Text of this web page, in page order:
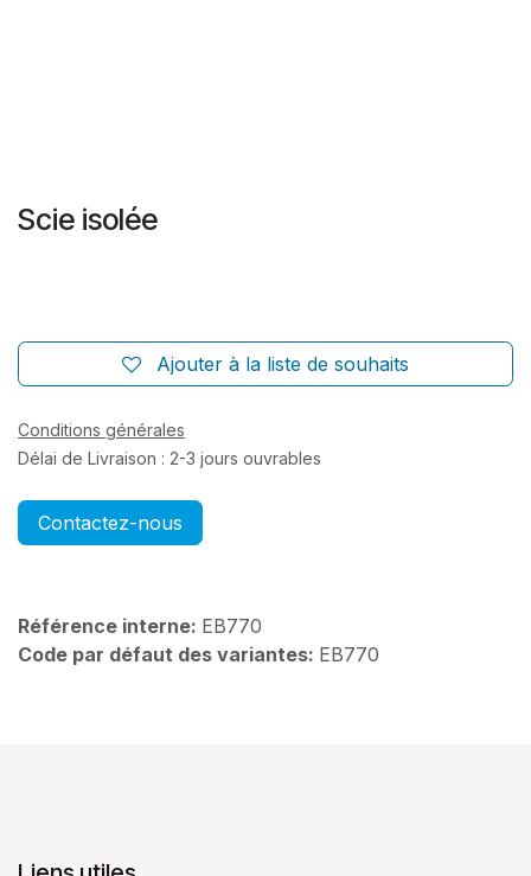
Scie isolée
Ajouter à la liste de souhaits
Conditions générales
Délai de Livraison : 2-3 jours ouvrables
Contactez-nous
Référence interne: EB770
Code par défaut des variantes: EB770